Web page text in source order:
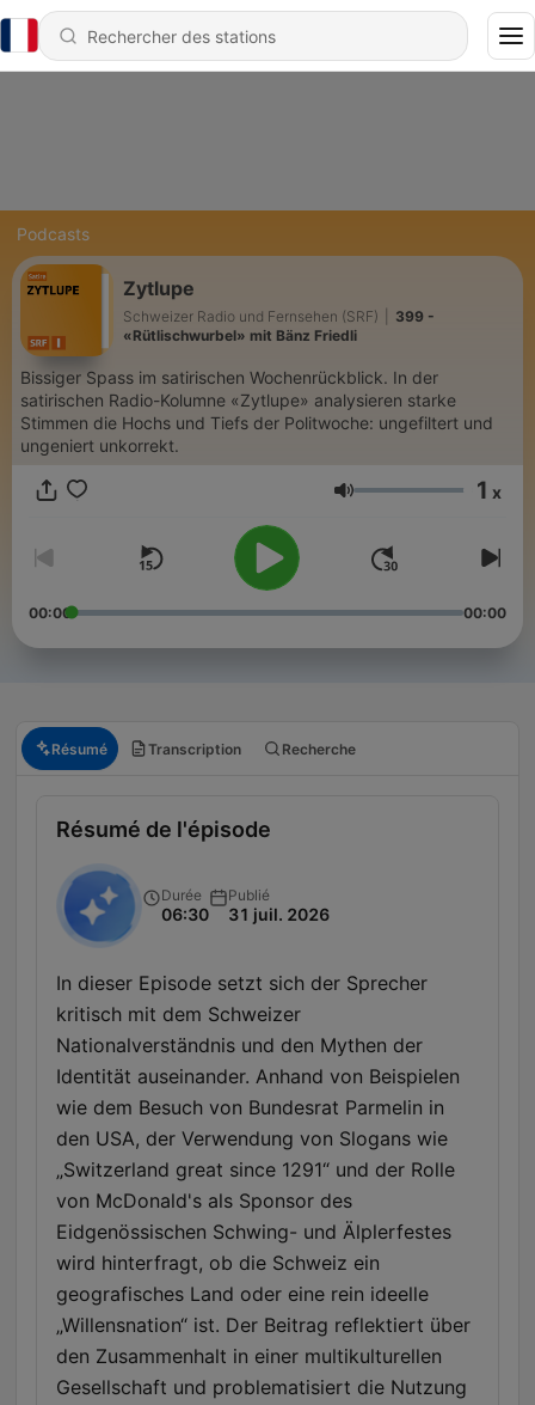
Podcasts
Zytlupe
Schweizer Radio und Fernsehen (SRF)
399 -
«Rütlischwurbel» mit Bänz Friedli
Bissiger Spass im satirischen Wochenrückblick. In der
satirischen Radio-Kolumne «Zytlupe» analysieren starke
Stimmen die Hochs und Tiefs der Politwoche: ungefiltert und
ungeniert unkorrekt.
Volume 1 x
00:00 00:00
Résumé Transcription Recherche
Résumé de l'épisode
Durée
06:30
Publié
31 juil. 2026
In dieser Episode setzt sich der Sprecher
kritisch mit dem Schweizer
Nationalverständnis und den Mythen der
Identität auseinander. Anhand von Beispielen
wie dem Besuch von Bundesrat Parmelin in
den USA, der Verwendung von Slogans wie
„Switzerland great since 1291“ und der Rolle
von McDonald's als Sponsor des
Eidgenössischen Schwing- und Älplerfestes
wird hinterfragt, ob die Schweiz ein
geografisches Land oder eine rein ideelle
„Willensnation“ ist. Der Beitrag reflektiert über
den Zusammenhalt in einer multikulturellen
Gesellschaft und problematisiert die Nutzung